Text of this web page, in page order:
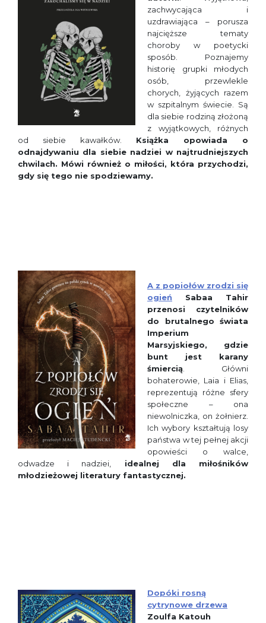
zachwycająca i
uzdrawiająca – porusza
najcięższe tematy
choroby w poetycki
sposób. Poznajemy
historię grupki młodych
osób, przewlekle
chorych, żyjących razem
w szpitalnym świecie. Są
dla siebie rodziną złożoną
z wyjątkowych, różnych
od siebie kawałków. Książka opowiada o
odnajdywaniu dla siebie nadziei w najtrudniejszych
chwilach. Mówi również o miłości, która przychodzi,
gdy się tego nie spodziewamy.
A z popiołów zrodzi się
ogień Sabaa Tahir
przenosi czytelników
do brutalnego świata
Imperium
Marsyjskiego, gdzie
bunt jest karany
śmiercią. Główni
bohaterowie, Laia i Elias,
reprezentują różne sfery
społeczne – ona
niewolniczka, on żołnierz.
Ich wybory kształtują losy
państwa w tej pełnej akcji
opowieści o walce,
odwadze i nadziei, idealnej dla miłośników
młodzieżowej literatury fantastycznej.
Dopóki rosną
cytrynowe drzewa
Zoulfa Katouh